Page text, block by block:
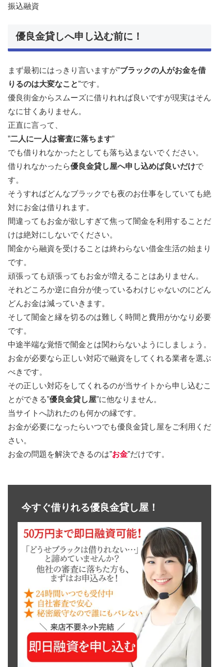
振込融資
優良金貸しへ申し込む前に！
まず最初にはっきり言いますが”ブラックの人がお金を借
りるのは大変なこと”です。
優良街金からスムーズに借りれれば良いですが現実はそん
なに甘くありません。
正直に言って、
”二人に一人は審査に落ちます”
でも借りれなかったとしても落ち込まないでください。
借りれなかったら優良金貸し屋へ申し込めば良いだけで
す。
そうすればどんなブラックでも夜のお仕事をしていても絶
対にお金は借りれます。
間違ってもお金が欲しすぎて焦って闇金を利用することだ
けは絶対にしないでください。
闇金から融資を受けることは終わらない借金生活の始まり
です。
頑張っても頑張ってもお金が増えることはありません。
それどころか逆に自分が使っているわけじゃないのにどん
どんお金は減っていきます。
そして闇金と縁を切るのは難しく時間と費用がかなり必要
です。
中途半端な覚悟で闇金とは関わらないようにしましょう。
お金が必要なら正しい対応で融資をしてくれる業者を選ぶ
べきです。
その正しい対応をしてくれるのが当サイトから申し込むこ
とができる”優良金貸し屋”に他なりません。
当サイトへ訪れたのも何かの縁です。
お金が必要になったらいつでも優良金貸し屋をご利用くだ
さい。
お金の問題を解決できるのは”お金”だけです。
今すぐ借りれる優良金貸し屋！